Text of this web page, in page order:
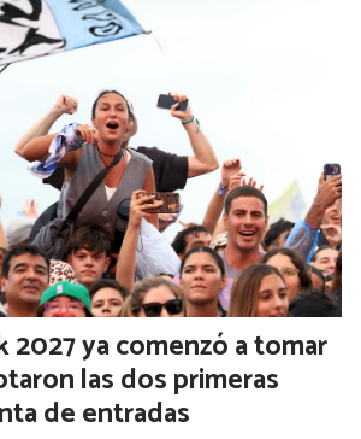
2027 ya comenzó a tomar
las dos primeras
de entradas